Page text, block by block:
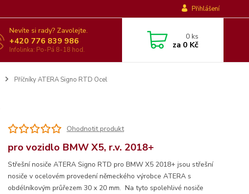
Přihlášení
Nevíte si rady? Zavolejte.
+420 776 839 986
Infolinka: Po-Pá 8-18 hod.
0ks
za 0 Kč
Příčníky ATERA Signo RTD Ocel
Ohodnotit produkt
pro vozidlo BMW X5, r.v. 2018+
Střešní nosiče ATERA Signo RTD pro BMW X5 2018+ jsou střešní
nosiče v ocelovém provedení německého výrobce ATERA s
obdélníkovým průřezem 30 x 20 mm. Na tyto spolehlivé nosiče